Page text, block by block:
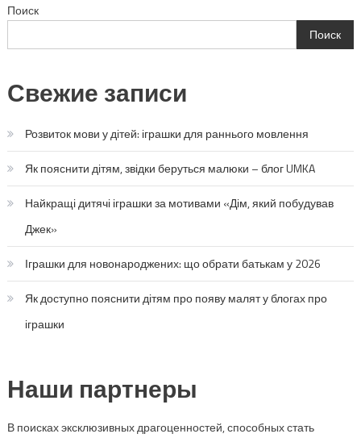
Поиск
Поиск
Свежие записи
Розвиток мови у дітей: іграшки для раннього мовлення
Як пояснити дітям, звідки беруться малюки – блог UMKA
Найкращі дитячі іграшки за мотивами «Дім, який побудував
Джек»
Іграшки для новонароджених: що обрати батькам у 2026
Як доступно пояснити дітям про появу малят у блогах про
іграшки
Наши партнеры
В поисках эксклюзивных драгоценностей, способных стать